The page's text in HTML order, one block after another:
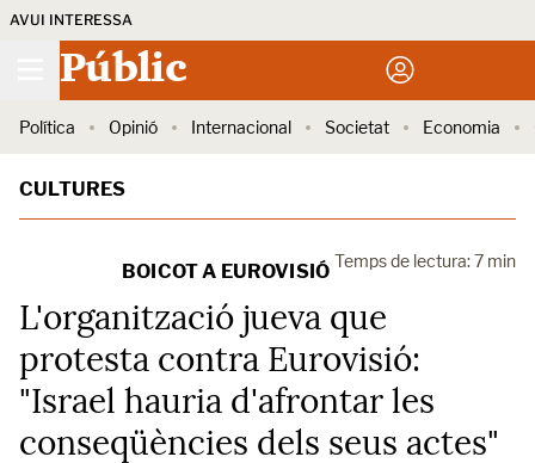
AVUI INTERESSA
Públic
Política Opinió Internacional Societat Economia
CULTURES
BOICOT A EUROVISIÓ Temps de lectura: 7 min
L'organització jueva que
protesta contra Eurovisió:
"Israel hauria d'afrontar les
conseqüències dels seus actes"